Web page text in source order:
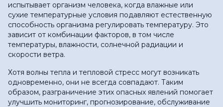
испытывает организм человека, когда влажные или
сухие температурные условия подавляют естественную
способность организма регулировать температуру. Это
зависит от комбинации факторов, в том числе
температуры, влажности, солнечной радиации и
скорости ветра.
Хотя волны тепла и тепловой стресс могут возникать
одновременно, они не всегда совпадают. Таким
образом, разграничение этих опасных явлений помогает
улучшить мониторинг, прогнозирование, обслуживание